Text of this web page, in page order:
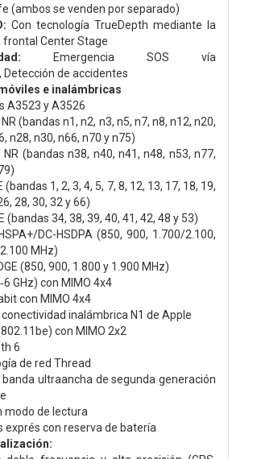
(ambos se venden por separado)
Con tecnología TrueDepth mediante la
frontal Center Stage
Emergencia SOS vía
Detección de accidentes
e inalámbricas
A3523 y A3526
NR (bandas n1, n2, n3, n5, n7, n8, n12, n20,
n28, n30, n66, n70 y n75)
NR (bandas n38, n40, n41, n48, n53, n77,
(bandas 1, 2, 3, 4, 5, 7, 8, 12, 13, 17, 18, 19,
28, 30, 32 y 66)
(bandas 34, 38, 39, 40, 41, 42, 48 y 53)
DC-HSDPA (850, 900, 1.700/2.100,
MHz)
(850, 900, 1.800 y 1.900 MHz)
GHz) con MIMO 4x4
con MIMO 4x4
conectividad inalámbrica N1 de Apple
con MIMO 2x2
6
de red Thread
banda ultraancha de segunda generación
modo de lectura
exprés con reserva de batería